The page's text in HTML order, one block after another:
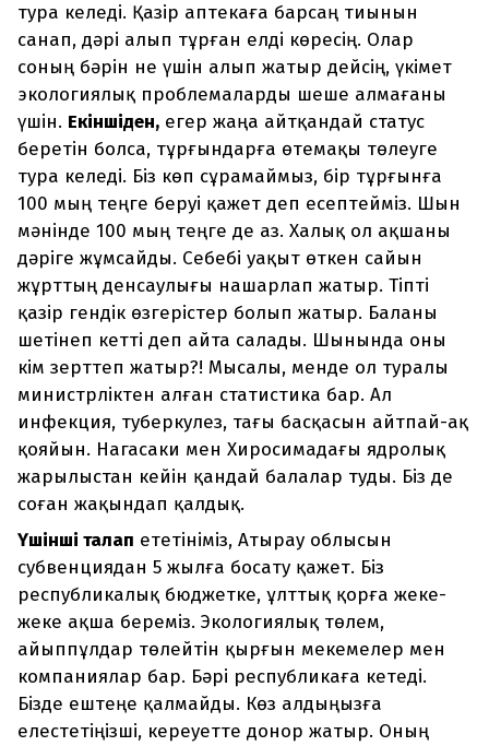
тура келеді. Қазір аптекаға барсаң тиынын
санап, дәрі алып тұрған елді көресің. Олар
соның бәрін не үшін алып жатыр дейсің, үкімет
экологиялық проблемаларды шеше алмағаны
үшін. Екіншіден, егер жаңа айтқандай статус
беретін болса, тұрғындарға өтемақы төлеуге
тура келеді. Біз көп сұрамаймыз, бір тұрғынға
100 мың теңге беруі қажет деп есептейміз. Шын
мәнінде 100 мың теңге де аз. Халық ол ақшаны
дәріге жұмсайды. Себебі уақыт өткен сайын
жұрттың денсаулығы нашарлап жатыр. Тіпті
қазір гендік өзгерістер болып жатыр. Баланы
шетінеп кетті деп айта салады. Шынында оны
кім зерттеп жатыр?! Мысалы, менде ол туралы
министрліктен алған статистика бар. Ал
инфекция, туберкулез, тағы басқасын айтпай-ақ
қояйын. Нагасаки мен Хиросимадағы ядролық
жарылыстан кейін қандай балалар туды. Біз де
соған жақындап қалдық.
Үшінші талап ететініміз, Атырау облысын
субвенциядан 5 жылға босату қажет. Біз
республикалық бюджетке, ұлттық қорға жеке-
жеке ақша береміз. Экологиялық төлем,
айыппұлдар төлейтін қырғын мекемелер мен
компаниялар бар. Бәрі республикаға кетеді.
Бізде ештеңе қалмайды. Көз алдыңызға
елестетіңізші, кереуетте донор жатыр. Оның